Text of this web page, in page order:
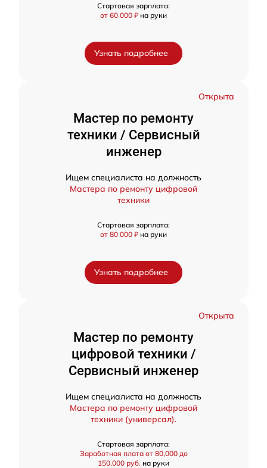
Стартовая зарплата:
от 60 000 ₽ на руки
Узнать подробнее
Открыта
Мастер по ремонту
техники / Сервисный
инженер
Ищем специалиста на должность
Мастера по ремонту цифровой
техники
Стартовая зарплата:
от 80 000 ₽ на руки
Узнать подробнее
Открыта
Мастер по ремонту
цифровой техники /
Сервисный инженер
Ищем специалиста на должность
Мастера по ремонту цифровой
техники (универсал).
Стартовая зарплата:
Заработная плата от 80,000 до
150,000 руб. на руки